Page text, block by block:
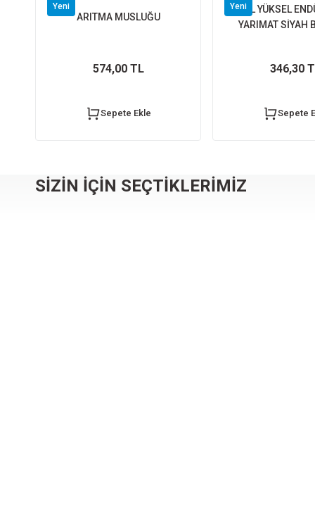
Sepete Ekle
Yeni
ARITMA MUSLUĞU
574,00 TL
Sepete Ekle
Yeni
ANIL YÜKSEL
YARIMAT SİYAH
346,30
Sepete
SİZİN İÇİN SEÇTİKLERİMİZ